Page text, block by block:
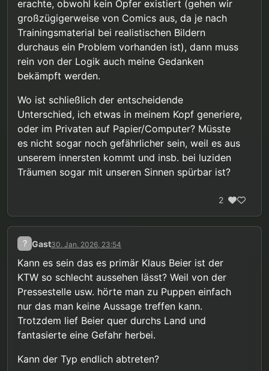
gefährdenden sexuellen Fantasien“, es soll auf die
„mögliche Stärkung einer vorhandenen sexuellen
Ansprechbarkeit für Erwachsene“ hingearbeitet
werden, und bestimmte Fantasien mit Kindern
(insbesondere inzestuöse Fantasien) gelten immer
wieder als „gewichtiger Risikofaktor“ für sexuellen
Missbrauch. Als wirklich gut oder wenigstens
nicht befunden.
erachte, obwohl kein Opfer existiert (gehen wir
großzügigerweise von Comics aus, da je nach
Trainingsmaterial bei realistischen Bildern
durchaus ein Problem vorhanden ist), dann muss
rein von der Logik auch meine Gedanken
bekämpft werden.
Wo ist schließlich der entscheidende
Unterschied, ich etwas in meinem Kopf generiere,
oder im Privaten auf Papier/Computer? Müsste
es nicht sogar noch gefährlicher sein, weil es aus
unserem innersten kommt und insb. bei luziden
Träumen sogar mit unseren Sinnen spürbar ist?
2
? Gast30. Jan. 2026, 23:54
Kann es sein das es primär Klaus Beier ist der
KTW so schlecht aussehen lässt? Weil von der
Pressestelle usw. hörte man zu Puppen einfach
nur das man keine Aussage treffen kann.
Trotzdem lief Beier quer durchs Land und
fantasierte eine Gefahr herbei.
Kann der Typ endlich abtreten?